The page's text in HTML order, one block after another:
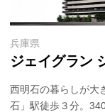
兵庫県
ジェイグラン
西明石の暮らしが大
石」駅徒歩３分。